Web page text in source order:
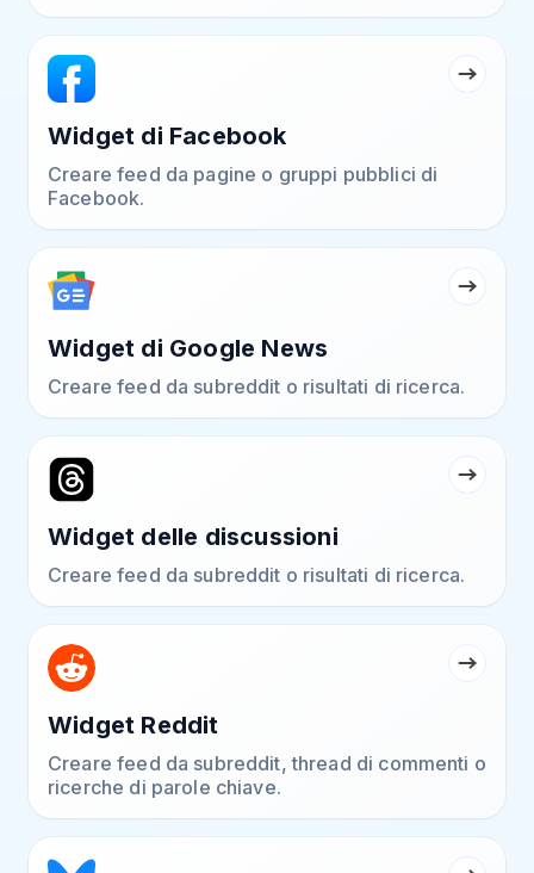
Widget di Facebook
Creare feed da pagine o gruppi pubblici di
Facebook.
Widget di Google News
Creare feed da subreddit o risultati di ricerca.
Widget delle discussioni
Creare feed da subreddit o risultati di ricerca.
Widget Reddit
Creare feed da subreddit, thread di commenti o
ricerche di parole chiave.